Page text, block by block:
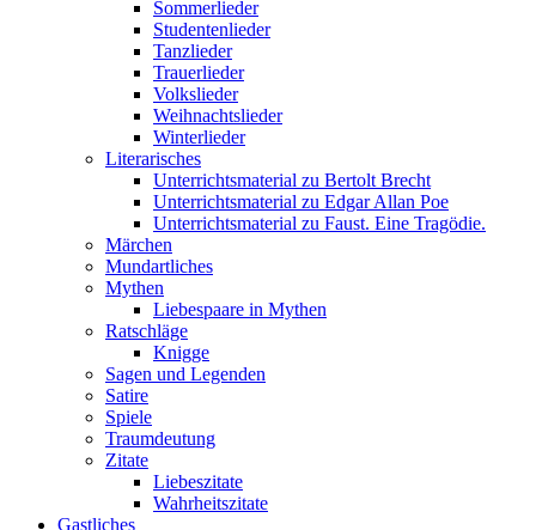
Sommerlieder
Studentenlieder
Tanzlieder
Trauerlieder
Volkslieder
Weihnachtslieder
Winterlieder
Literarisches
Unterrichtsmaterial zu Bertolt Brecht
Unterrichtsmaterial zu Edgar Allan Poe
Unterrichtsmaterial zu Faust. Eine Tragödie.
Märchen
Mundartliches
Mythen
Liebespaare in Mythen
Ratschläge
Knigge
Sagen und Legenden
Satire
Spiele
Traumdeutung
Zitate
Liebeszitate
Wahrheitszitate
Gastliches